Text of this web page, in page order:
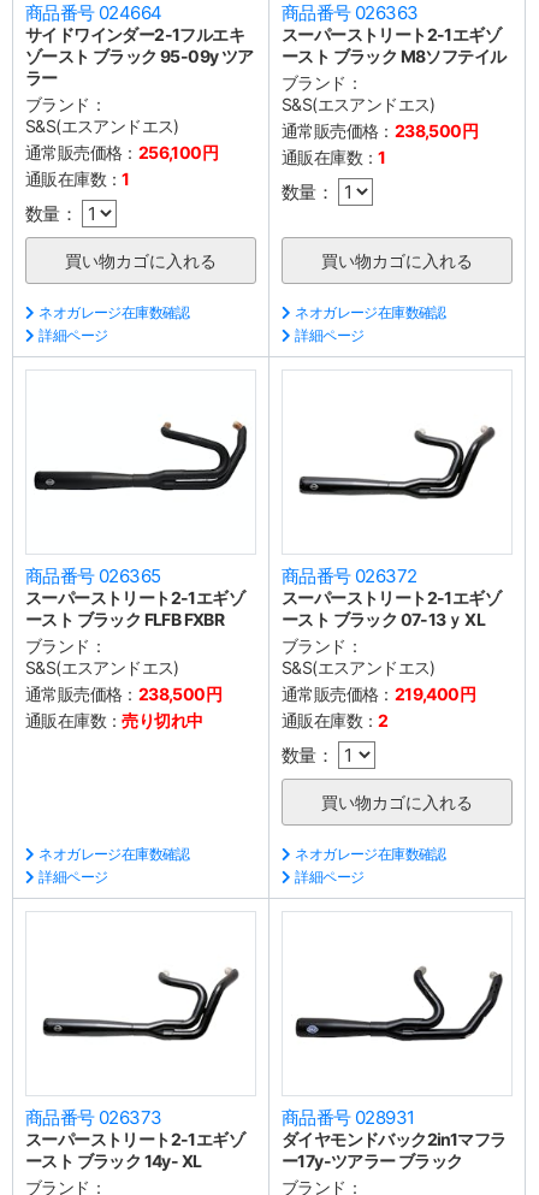
商品番号 024664
サイドワインダー2-1フルエキ
ゾースト ブラック 95-09y ツア
ラー
ブランド：
S&S(エスアンドエス)
通常販売価格： 256,100円
通販在庫数：1
数量：
ネオガレージ在庫数確認
詳細ページ
商品番号 026363
スーパーストリート2-1エギゾ
ースト ブラック M8ソフテイル
ブランド：
S&S(エスアンドエス)
通常販売価格： 238,500円
通販在庫数：1
数量：
ネオガレージ在庫数確認
詳細ページ
商品番号 026365
スーパーストリート2-1エギゾ
ースト ブラック FLFB FXBR
ブランド：
S&S(エスアンドエス)
通常販売価格： 238,500円
通販在庫数：売り切れ中
ネオガレージ在庫数確認
詳細ページ
商品番号 026372
スーパーストリート2-1エギゾ
ースト ブラック 07-13ｙ XL
ブランド：
S&S(エスアンドエス)
通常販売価格： 219,400円
通販在庫数：2
数量：
ネオガレージ在庫数確認
詳細ページ
商品番号 026373
スーパーストリート2-1エギゾ
ースト ブラック 14y- XL
ブランド：
商品番号 028931
ダイヤモンドバック2in1マフラ
ー17y-ツアラー ブラック
ブランド：